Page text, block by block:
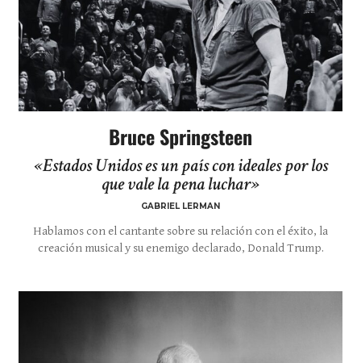
Bruce Springsteen
«Estados Unidos es un país con ideales por los
que vale la pena luchar»
GABRIEL LERMAN
Hablamos con el cantante sobre su relación con el éxito, la
creación musical y su enemigo declarado, Donald Trump.